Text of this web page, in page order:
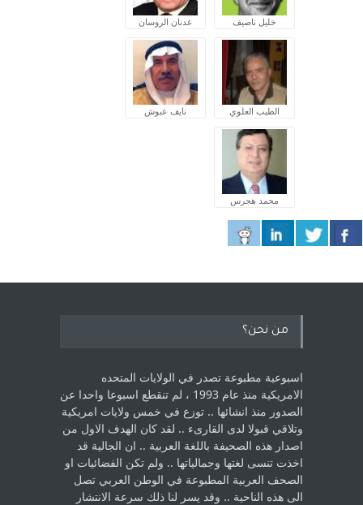
خليل ناصيف عدنان الروسان
الطيب العلوي نايف عبوش
محمد هجرس
من نحن؟
اسبوعية مطبوعة تصدر في الولايات المتحده
الامريكية منذ عام 1993 ، لم ‏تنقطع اسبوعا واحدا عن
الصدور منذ انشائها .. توزع في خمس ولايات امريكية
‏وتلاقي قبولا لدى القارىء ..‏ لقد كان الهدف الاول من
اصدار هذه الصحيفة باللغة العربية .. ان الجالية قد
اخذت ‏تنسى لغتها وجمالياتها .. ولم تكن الفضائيات او
الصحف العربية المطبوعة في الوطن ‏العربي تصل
الى هذه الناحية .. وقد يسر لنا ذلك سرعة الانتشار